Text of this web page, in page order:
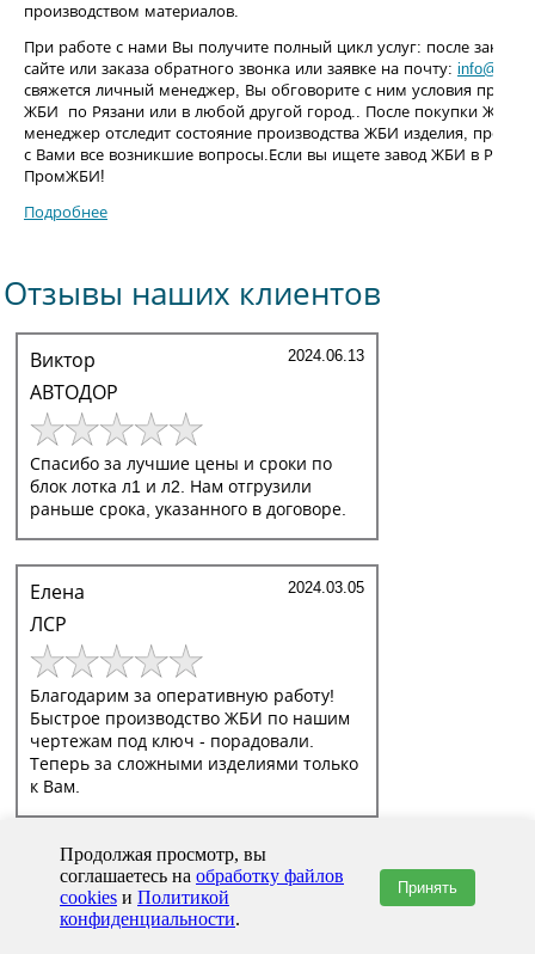
производством материалов.
При работе с нами Вы получите полный цикл услуг: после заказа
сайте или заказа обратного звонка или заявке на почту:
свяжется личный менеджер, Вы обговорите с ним условия
ЖБИ по Рязани или в любой другой город.. После покупки ЖБИ
менеджер отследит состояние производства ЖБИ изделия,
с Вами все возникшие вопросы.Если вы ищете завод ЖБИ в
ПромЖБИ!
Подробнее
Отзывы наших клиентов
2024.06.13
Виктор
АВТОДОР
Спасибо за лучшие цены и сроки по
блок лотка л1 и л2. Нам отгрузили
раньше срока, указанного в договоре.
2024.03.05
Елена
ЛСР
Благодарим за оперативную работу!
Быстрое производство ЖБИ по нашим
чертежам под ключ - порадовали.
Теперь за сложными изделиями только
к Вам.
Оставить отзыв ВСЕ ОТЗЫВЫ
По
Продолжая просмотр, вы
соглашаетесь на обработку файлов
cookies и Политикой
конфиденциальности.
Принять